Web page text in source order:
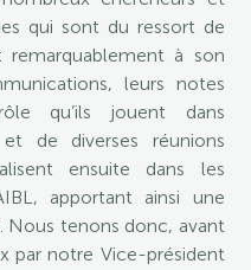
qui sont du ressort de
à son
leurs notes
qu’ils jouent dans
de diverses réunions
ensuite dans les
apportant ainsi une
Nous tenons donc, avant
par notre Vice-président